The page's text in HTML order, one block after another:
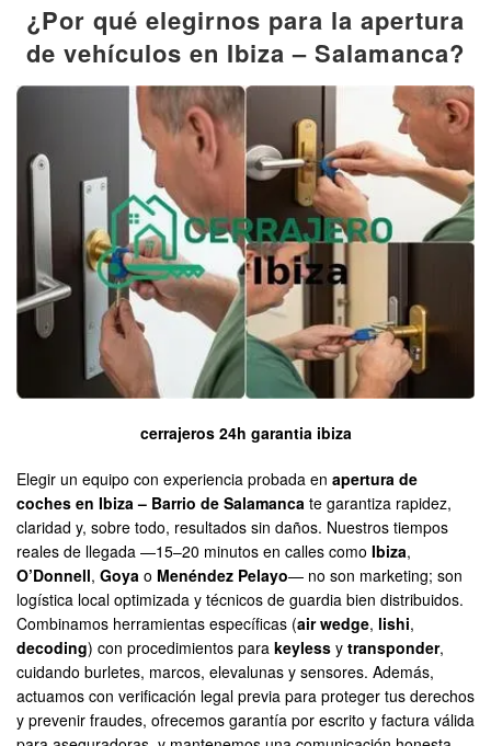
¿Por qué elegirnos para la apertura
de vehículos en Ibiza – Salamanca?
cerrajeros 24h garantia ibiza
Elegir un equipo con experiencia probada en apertura de
coches en Ibiza – Barrio de Salamanca te garantiza rapidez,
claridad y, sobre todo, resultados sin daños. Nuestros tiempos
reales de llegada —15–20 minutos en calles como Ibiza,
O’Donnell, Goya o Menéndez Pelayo— no son marketing; son
logística local optimizada y técnicos de guardia bien distribuidos.
Combinamos herramientas específicas (air wedge, lishi,
decoding) con procedimientos para keyless y transponder,
cuidando burletes, marcos, elevalunas y sensores. Además,
actuamos con verificación legal previa para proteger tus derechos
y prevenir fraudes, ofrecemos garantía por escrito y factura válida